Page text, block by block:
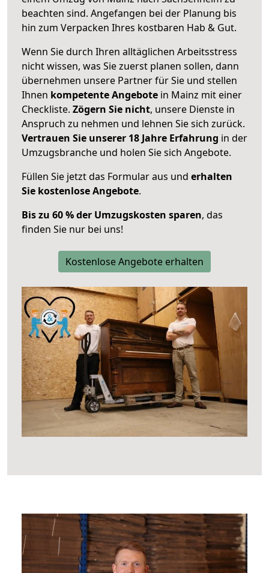
beachten sind. Angefangen bei der Planung bis
hin zum Verpacken Ihres kostbaren Hab & Gut.
Wenn Sie durch Ihren alltäglichen Arbeitsstress
nicht wissen, was Sie zuerst planen sollen, dann
übernehmen unsere Partner für Sie und stellen
Ihnen kompetente Angebote in Mainz mit einer
Checkliste. Zögern Sie nicht, unsere Dienste in
Anspruch zu nehmen und lehnen Sie sich zurück.
Vertrauen Sie unserer 18 Jahre Erfahrung in der
Umzugsbranche und holen Sie sich Angebote.
Füllen Sie jetzt das Formular aus und erhalten
Sie kostenlose Angebote.
Bis zu 60 % der Umzugskosten sparen, das
finden Sie nur bei uns!
Kostenlose Angebote erhalten